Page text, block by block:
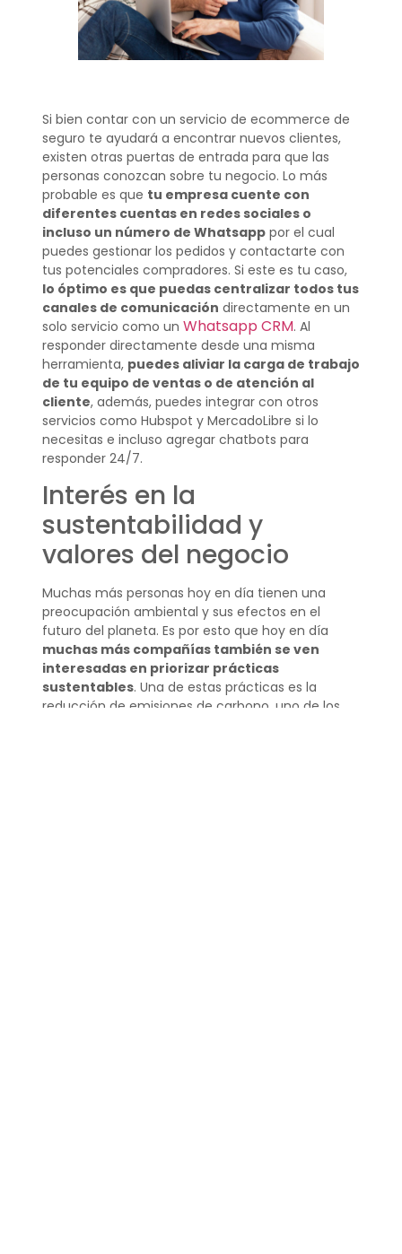
Si bien contar con un servicio de ecommerce de
seguro te ayudará a encontrar nuevos clientes,
existen otras puertas de entrada para que las
personas conozcan sobre tu negocio. Lo más
probable es que tu empresa cuente con
diferentes cuentas en redes sociales o
incluso un número de Whatsapppor el cual
puedes gestionar los pedidos y contactarte con
tus potenciales compradores. Si este es tu caso,
lo óptimo es que puedas centralizar todos tus
canales de comunicación directamente en un
solo servicio como un Whatsapp CRM. Al
responder directamente desde una misma
herramienta, puedes aliviar la carga de trabajo
de tu equipo de ventas o de atención al
cliente, además, puedes integrar con otros
servicios como Hubspot y MercadoLibre si lo
necesitas e incluso agregar chatbots para
responder 24/7.
Interés en la
sustentabilidad y
valores del negocio
Muchas más personas hoy en día tienen una
preocupación ambiental y sus efectos en el
futuro del planeta. Es por esto que hoy en día
muchas más compañías también se ven
interesadas en priorizar prácticas
sustentables. Una de estas prácticas es la
reducción de emisiones de carbono, uno de los